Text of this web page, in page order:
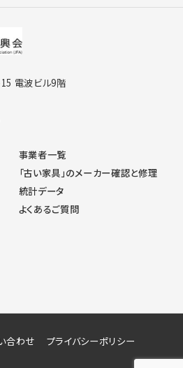
電波ビル9階
事業者一覧
「古い家具」のメーカー確認と修理
統計データ
よくあるご質問
合わせ
プライバシーポリシー